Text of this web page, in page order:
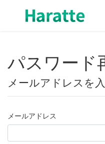
パスワード
メールアドレスを
メールアドレス